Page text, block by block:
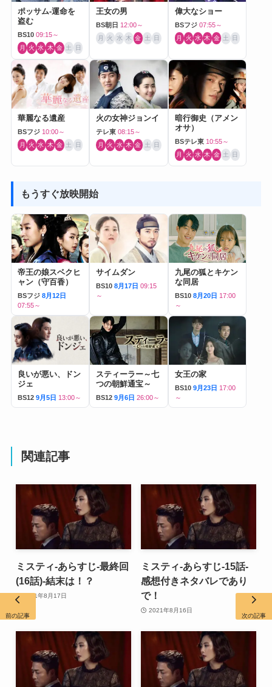
ポッサム-運命を
盗む
BS10 09:15～
月 火 水 木 金 土 日
王女の男
BS朝日 12:00～
月 火 水 木 金 土 日
偉大なショー
BSフジ 07:55～
月 火 水 木 金 土 日
華麗なる遺産
BSフジ 10:00～
月 火 水 木 金 土 日
火の女神ジョンイ
テレ東 08:15～
月 火 水 木 金 土 日
暗行御史（アメン
オサ）
BSテレ東 10:55～
月 火 水 木 金 土 日
もうすぐ放映開始
帝王の娘スベクヒ
ャン（守百香）
BSフジ 8月12日
07:55～
サイムダン
BS10 8月17日 09:15
～
九尾の狐とキケン
な同居
BS10 8月20日 17:00
～
良いが悪い、ドン
ジェ
BS12 9月5日 13:00～
スティーラー～七
つの朝鮮通宝～
BS12 9月6日 26:00～
女王の家
BS10 9月23日 17:00
～
関連記事
ミスティ-あらすじ-最終回
(16話)-結末は！？
2021年8月17日
ミスティ-あらすじ-15話-
感想付きネタバレであり
で！
2021年8月16日
前の記事 次の記事